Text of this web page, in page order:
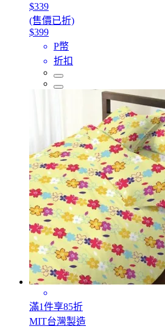
$339
(售價已折)
$399
P幣
折扣
滿1件享85折
MIT台灣製造